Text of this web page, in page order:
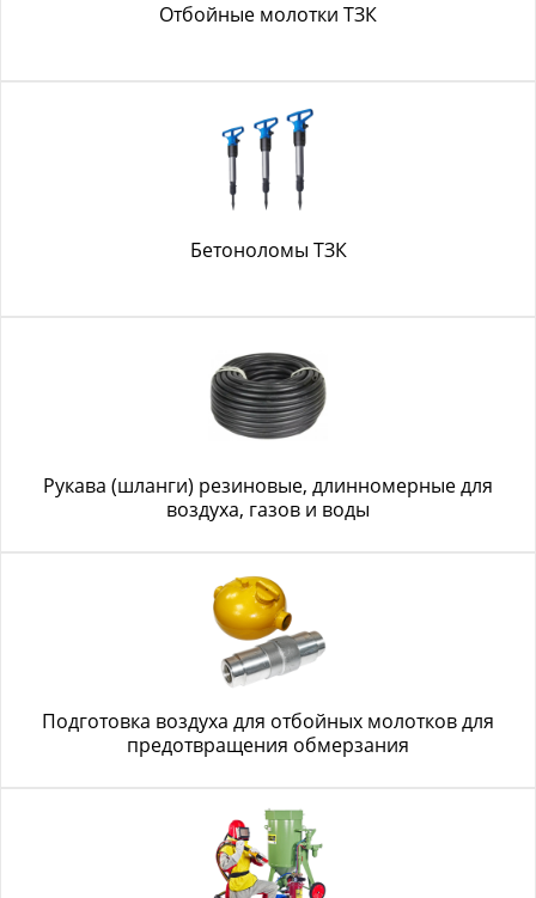
Отбойные молотки ТЗК
Бетоноломы ТЗК
Рукава (шланги) резиновые, длинномерные для
воздуха, газов и воды
Подготовка воздуха для отбойных молотков для
предотвращения обмерзания